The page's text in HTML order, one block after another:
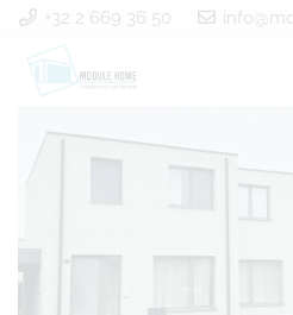
+32 2 669 36 50